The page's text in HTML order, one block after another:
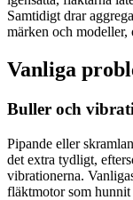
Samtidigt drar
märken och modeller,
Vanliga
Buller och
Pipande eller
det extra tydligt,
vibrationerna.
fläktmotor som